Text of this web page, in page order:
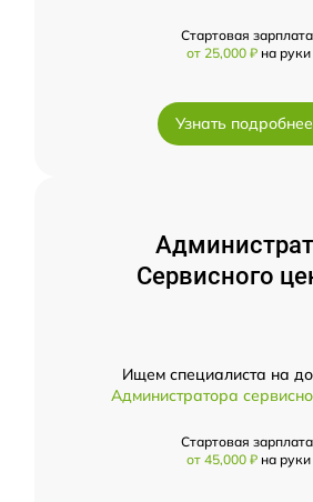
Стартовая
от 25,000 ₽ на руки
Узнать подробнее
Сервисного
Ищем специалиста на
Администратора
Стартовая
от 45,000 ₽ на руки